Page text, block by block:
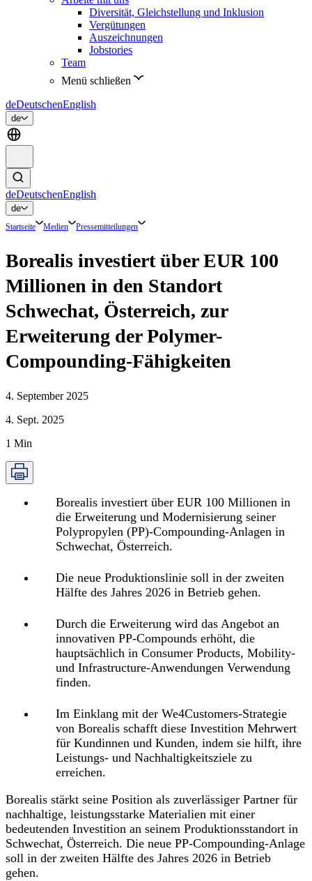
Diversität, Gleichstellung und Inklusion
Vergütungen
Auszeichnungen
Jobstories
Team
Menü schließen
deDeutschenEnglish
de
deDeutschenEnglish
de
Startseite Medien Pressemitteilungen
Borealis investiert über EUR 100
Millionen in den Standort
Schwechat, Österreich, zur
Erweiterung der Polymer-
Compounding-Fähigkeiten
4. September 2025
4. Sept. 2025
1 Min
Borealis investiert über EUR 100 Millionen in
die Erweiterung und Modernisierung seiner
Polypropylen (PP)-Compounding-Anlagen in
Schwechat, Österreich.
Die neue Produktionslinie soll in der zweiten
Hälfte des Jahres 2026 in Betrieb gehen.
Durch die Erweiterung wird das Angebot an
innovativen PP-Compounds erhöht, die
hauptsächlich in Consumer Products, Mobility-
und Infrastructure-Anwendungen Verwendung
finden.
Im Einklang mit der We4Customers-Strategie
von Borealis schafft diese Investition Mehrwert
für Kundinnen und Kunden, indem sie hilft, ihre
Leistungs- und Nachhaltigkeitsziele zu
erreichen.
Borealis stärkt seine Position als zuverlässiger Partner für
nachhaltige, leistungsstarke Materialien mit einer
bedeutenden Investition an seinem Produktionsstandort in
Schwechat, Österreich. Die neue PP-Compounding-Anlage
soll in der zweiten Hälfte des Jahres 2026 in Betrieb
gehen.